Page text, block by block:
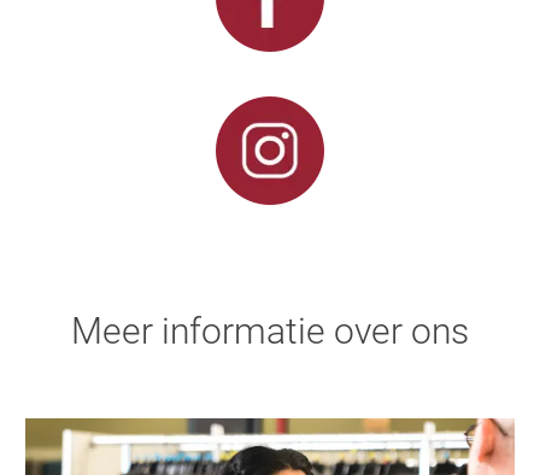
Meer informatie over ons